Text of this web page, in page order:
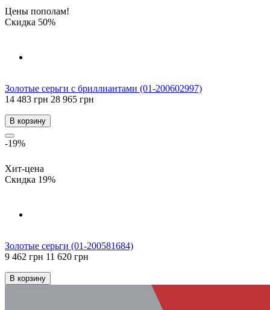
Цены пополам!
Скидка 50%
Золотые серьги с бриллиантами (01-200602997)
14 483 грн 28 965 грн
В корзину
-19%
Хит-цена
Скидка 19%
Золотые серьги (01-200581684)
9 462 грн 11 620 грн
В корзину